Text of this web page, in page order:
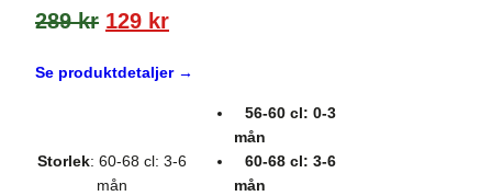
289kr 129 kr
Se produktdetaljer →
Storlek: 60-68 cl: 3-6
mån
56-60 cl: 0-3
mån
60-68 cl: 3-6
mån